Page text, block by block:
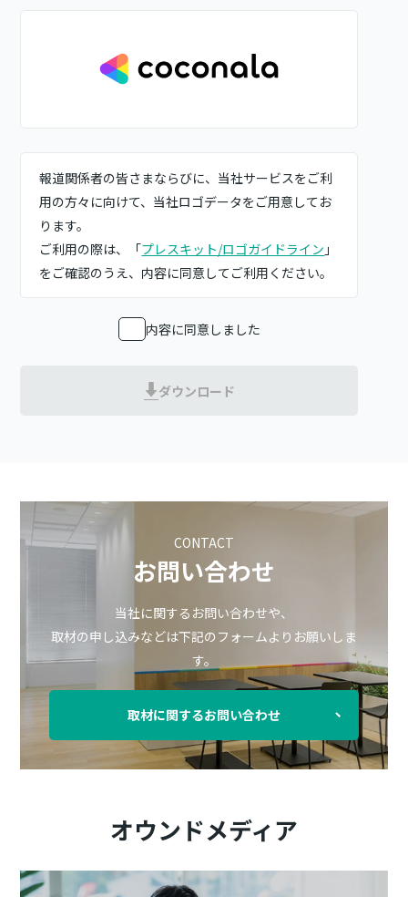
報道関係者の皆さまならびに、当社サービスをご利
用の方々に向けて、当社ロゴデータをご用意してお
ります。
ご利用の際は、「プレスキット/ロゴガイドライン 」
をご確認のうえ、内容に同意してご利用ください。
内容に同意しました
ダウンロード
CONTACT
お問い合わせ
当社に関するお問い合わせや、
取材の申し込みなどは下記のフォームよりお願いしま
す。
取材に関するお問い合わせ
オウンドメディア